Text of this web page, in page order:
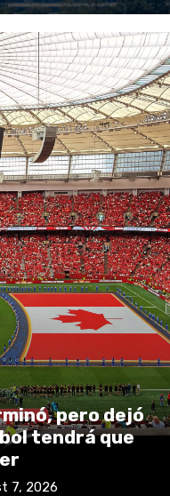
pero dejó
tendrá que
7, 2026